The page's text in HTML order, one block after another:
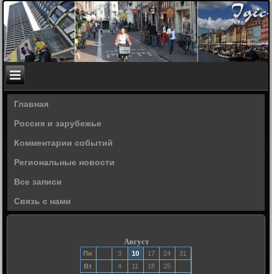
Главная
Россия и зарубежье
Комментарии событий
Региональные новости
Все записи
Связь с нами
Август
Пн 3 10 17 24
31
Вт
4 11 18
25